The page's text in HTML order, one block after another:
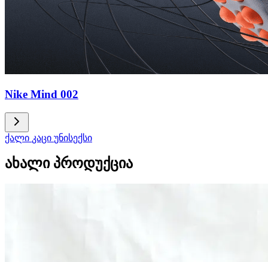
Nike Mind 002
ქალი კაცი უნისექსი
ახალი პროდუქცია